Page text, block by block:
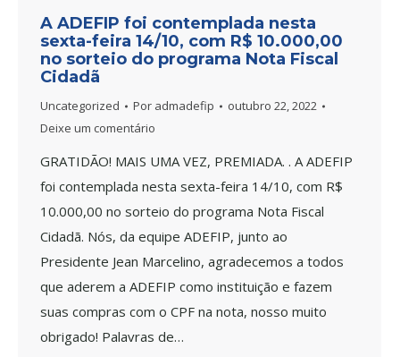
A ADEFIP foi contemplada nesta
sexta-feira 14/10, com R$ 10.000,00
no sorteio do programa Nota Fiscal
Cidadã
Uncategorized Por admadefip
outubro 22, 2022
Deixe um comentário
GRATIDÃO! MAIS UMA VEZ, PREMIADA. . A ADEFIP
foi contemplada nesta sexta-feira 14/10, com R$
10.000,00 no sorteio do programa Nota Fiscal
Cidadã. Nós, da equipe ADEFIP, junto ao
Presidente Jean Marcelino, agradecemos a todos
que aderem a ADEFIP como instituição e fazem
suas compras com o CPF na nota, nosso muito
obrigado! Palavras de…